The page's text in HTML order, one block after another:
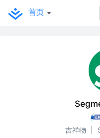
首页
吉祥物